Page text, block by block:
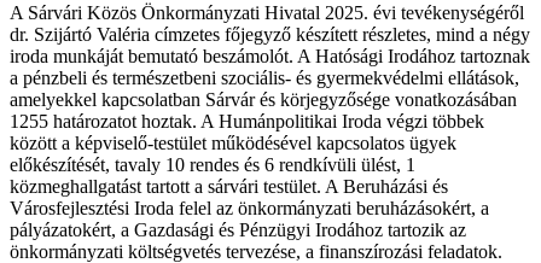
A Sárvári Közös Önkormányzati Hivatal 2025. évi tevékenységéről
dr. Szijártó Valéria címzetes főjegyző készített részletes, mind a négy
iroda munkáját bemutató beszámolót. A Hatósági Irodához tartoznak
a pénzbeli és természetbeni szociális- és gyermekvédelmi ellátások,
amelyekkel kapcsolatban Sárvár és körjegyzősége vonatkozásában
1255 határozatot hoztak. A Humánpolitikai Iroda végzi többek
között a képviselő-testület működésével kapcsolatos ügyek
előkészítését, tavaly 10 rendes és 6 rendkívüli ülést, 1
közmeghallgatást tartott a sárvári testület. A Beruházási és
Városfejlesztési Iroda felel az önkormányzati beruházásokért, a
pályázatokért, a Gazdasági és Pénzügyi Irodához tartozik az
önkormányzati költségvetés tervezése, a finanszírozási feladatok.